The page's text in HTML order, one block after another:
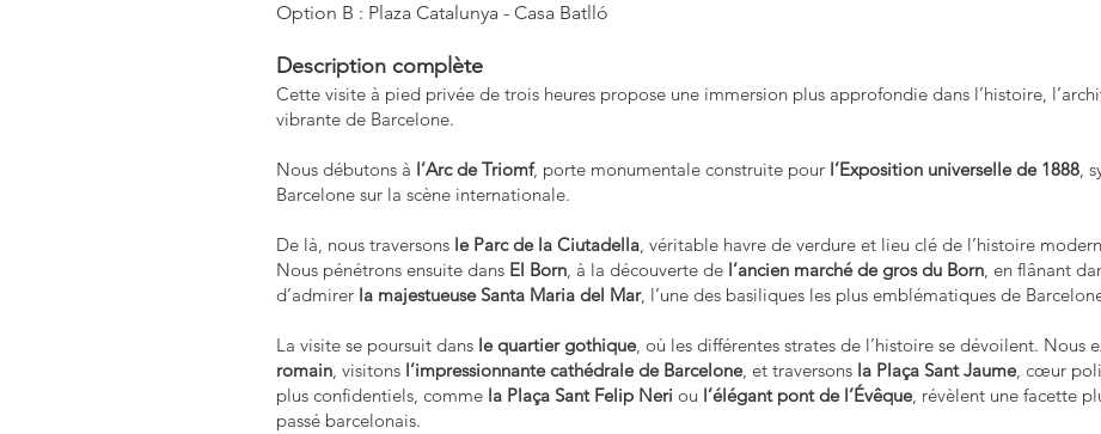
Option B : Plaza Catalunya - Casa Batlló
Description complète
Cette visite à pied privée de trois heures propose une immersion plus approfondie dans l’histoire,
vibrante de Barcelone.
Nous débutons à l’Arc de Triomf, porte monumentale construite pour l’Exposition universelle de 1888,
Barcelone sur la scène internationale.
De là, nous traversons le Parc de la Ciutadella, véritable havre de verdure et lieu clé de l’histoire
Nous pénétrons ensuite dans El Born, à la découverte de l’ancien marché de gros du Born, en flânant
d’admirer la majestueuse Santa Maria del Mar, l’une des basiliques les plus emblématiques de
La visite se poursuit dans le quartier gothique, où les différentes strates de l’histoire se dévoilent. Nous
romain, visitons l’impressionnante cathédrale de Barcelone, et traversons la Plaça Sant Jaume, cœur
plus confidentiels, comme la Plaça Sant Felip Neri ou l’élégant pont de l’Évêque, révèlent une facette
passé barcelonais.